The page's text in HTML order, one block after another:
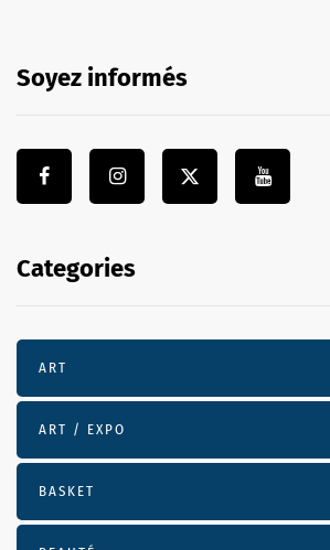
Soyez informés
Categories
ART
ART / EXPO
BASKET